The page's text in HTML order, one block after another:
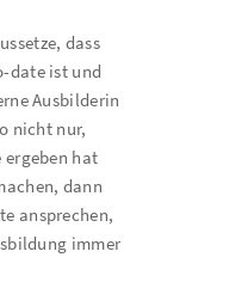
dass
date ist und
Ausbilderin
nicht nur,
hat
dann
ansprechen,
immer